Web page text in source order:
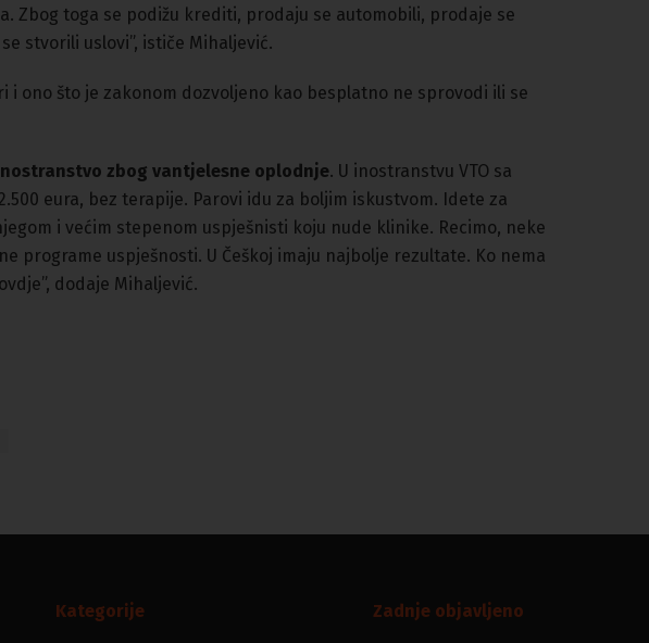
Zbog toga se podižu krediti, prodaju se automobili, prodaje se
stvorili uslovi”, ističe Mihaljević.
i ono što je zakonom dozvoljeno kao besplatno ne sprovodi ili se
zbog vantjelesne oplodnje. U inostranstvu VTO sa
eura, bez terapije. Parovi idu za boljim iskustvom. Idete za
i većim stepenom uspješnisti koju nude klinike. Recimo, neke
programe uspješnosti. U Češkoj imaju najbolje rezultate. Ko nema
dodaje Mihaljević.
Kategorije Zadnje objavljeno